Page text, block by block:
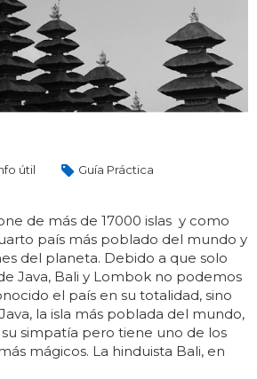
útil
Guía Práctica
de más de 17000 islas y como
país más poblado del mundo y
del planeta. Debido a que solo
Java, Bali y Lombok no podemos
el país en su totalidad, sino
la isla más poblada del mundo,
simpatía pero tiene uno de los
mágicos. La hinduista Bali, en